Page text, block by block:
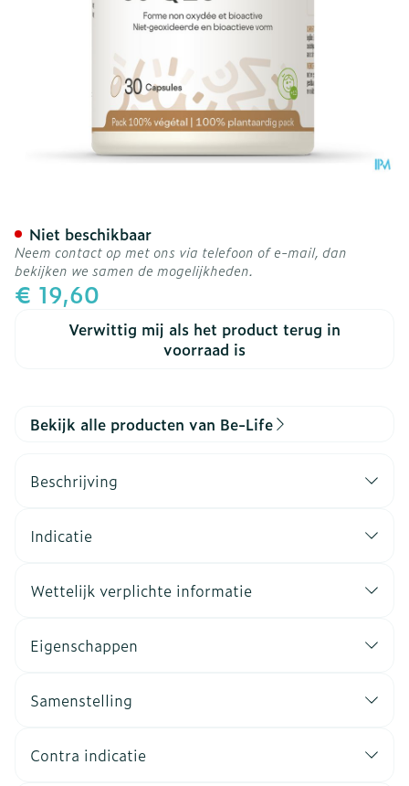
€ 19,60
Verwittig mij als het product terug in
voorraad is
Niet beschikbaar
Neem contact op met ons via telefoon of e-mail, dan
bekijken we samen de mogelijkheden.
Bekijk alle producten van Be-Life
Beschrijving
Indicatie
Wettelijk verplichte informatie
Eigenschappen
Samenstelling
Contra indicatie